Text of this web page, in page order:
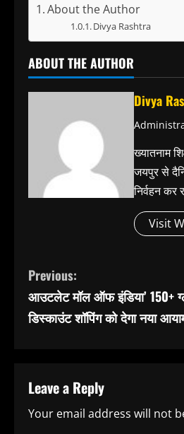
About the Author
Divya Rashtra
ABOUT THE AUTHOR
Divya
ख्यातनाम
जयपुर से
निर्वहन
Visit
C
o
i
n
Previous:
आउटलेट मॉल ऑफ इंडिया’ 150+
डिस्काउंट शॉपिंग को देगा नया
Leave a Reply
Your email address will not